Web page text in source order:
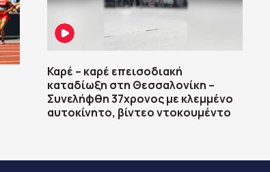
Καρέ – καρέ επεισοδιακή
καταδίωξη στη Θεσσαλονίκη –
Συνελήφθη 37χρονος με κλεμμένο
αυτοκίνητο, βίντεο ντοκουμέντο